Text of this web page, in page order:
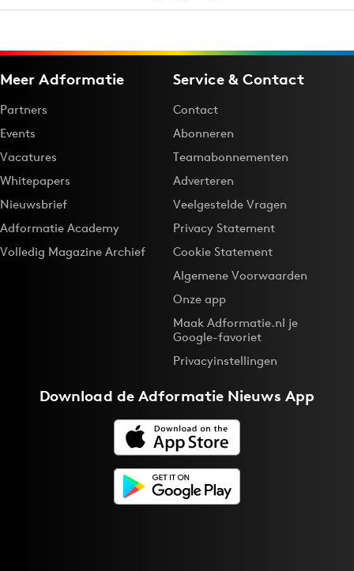
Meer Adformatie
Partners
Events
Vacatures
Whitepapers
Nieuwsbrief
Adformatie Academy
Volledig Magazine Archief
Service & Contact
Contact
Abonneren
Teamabonnementen
Adverteren
Veelgestelde Vragen
Privacy Statement
Cookie Statement
Algemene Voorwaarden
Onze app
Maak Adformatie.nl je
Google-favoriet
Privacyinstellingen
Download deAdformatie Nieuws App